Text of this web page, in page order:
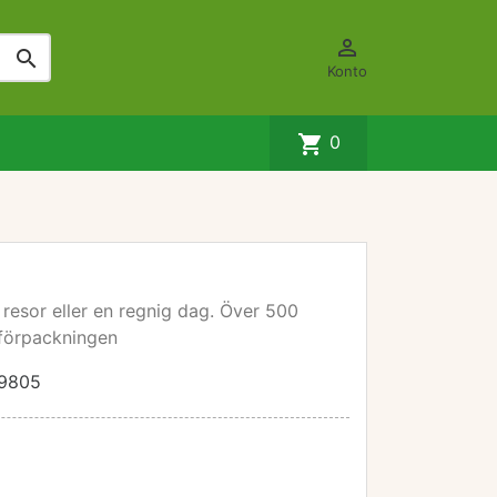
 
Konto
shopping_cart 0
eller en regnig dag. Över 500